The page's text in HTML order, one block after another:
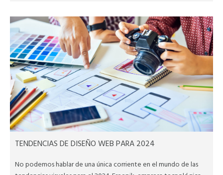
TENDENCIAS DE DISEÑO WEB PARA 2024
No podemos hablar de una única corriente en el mundo de las